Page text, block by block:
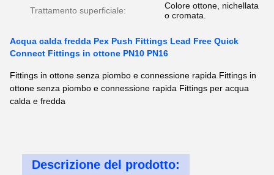
Trattamento superficiale:
Colore ottone, nichellata
o cromata.
Acqua calda fredda Pex Push Fittings Lead Free Quick
Connect Fittings in ottone PN10 PN16
Fittings in ottone senza piombo e connessione rapida Fittings in
ottone senza piombo e connessione rapida Fittings per acqua
calda e fredda
Descrizione del prodotto: